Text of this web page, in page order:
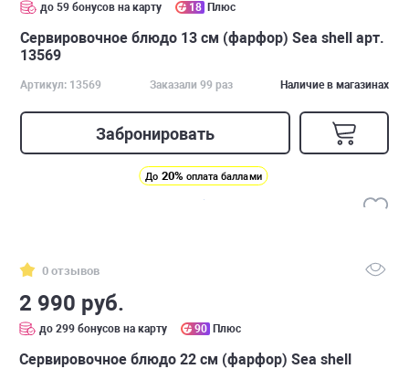
до 59 бонусов на карту 18 Плюс
Сервировочное блюдо 13 см (фарфор) Sea shell арт.
13569
Артикул: 13569 Заказали 99 раз Наличие в магазинах
Забронировать
До 20% оплата баллами
0 отзывов
2 990 руб.
до 299 бонусов на карту 90 Плюс
Сервировочное блюдо 22 см (фарфор) Sea shell